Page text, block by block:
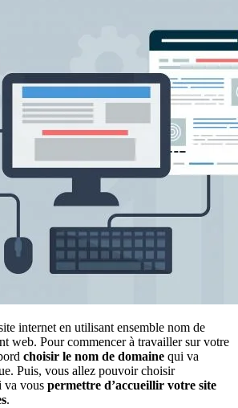
internet en utilisant ensemble nom de
web. Pour commencer à travailler sur votre
choisir le nom de domaine qui va
Puis, vous allez pouvoir choisir
va vous permettre d’accueillir votre site
.